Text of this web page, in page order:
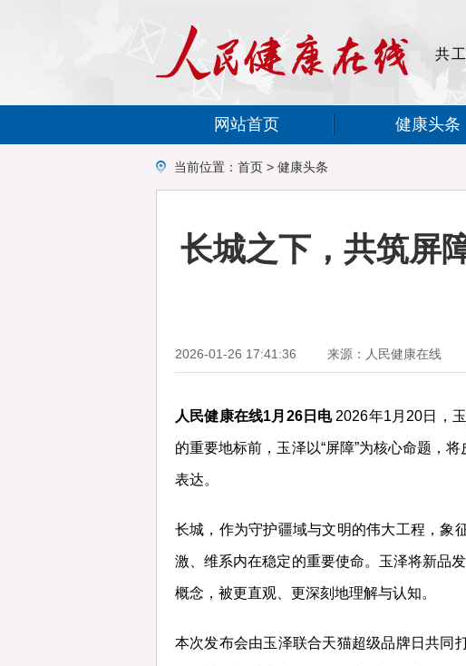
共
网站首页 健康头条
当前位置： 首页 > 健康头条
长城之下，共筑屏
2026-01-26 17:41:36 来源：人民健康在线
人民健康在线1月26日电2026年1月20日，
的重要地标前，玉泽以“屏障”为核心命题，
表达。
长城，作为守护疆域与文明的伟大工程，象
激、维系内在稳定的重要使命。玉泽将新品
概念，被更直观、更深刻地理解与认知。
本次发布会由玉泽联合天猫超级品牌日共同